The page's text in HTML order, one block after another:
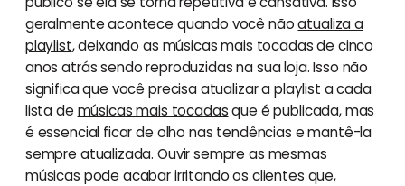
geralmente acontece quando você nãoatualiza a
playlist, deixando as músicas mais tocadas de cinco
anos atrás sendo reproduzidas na sua loja. Isso não
significa que você precisa atualizar a playlist a cada
lista de músicas mais tocadasque é publicada, mas
é essencial ficar de olho nas tendências e mantê-la
sempre atualizada. Ouvir sempre as mesmas
músicas pode acabar irritando os clientes que,